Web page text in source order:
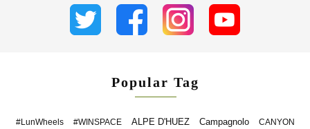
Popular Tag
#LunWheels #WINSPACE ALPE D'HUEZ Campagnolo CANYON